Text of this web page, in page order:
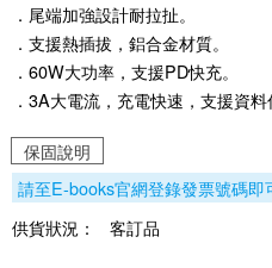
．尾端加強設計耐拉扯。
．支援熱插拔，鋁合金材質。
．60W大功率，支援PD快充。
．3A大電流，充電快速，支援資料
保固說明
請至E-books官網登錄發票號碼即
供貨狀況：
客訂品